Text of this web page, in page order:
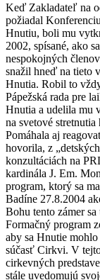
Keď Zakladateľ na
požiadal
Hnutiu, boli mu
2002, spísané, ako
nespokojných
snažil hneď na tieto
Hnutia. Robil to
Pápežská rada pre
Hnutia a udelila mu
na svetové
Pomáhala aj
hovorila, z
konzultáciách na
kardinála J. Em.
program, ktorý sa
Badíne 27.8.2004
Bohu tento zámer
Formačný program
aby sa Hnutie
súčasť Cirkvi. V
cirkevných
stále uvedomujú